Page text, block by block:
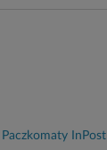
Paczkomaty InPost